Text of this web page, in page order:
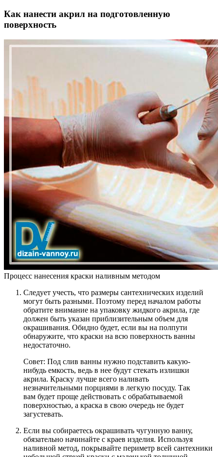
Как нанести акрил на подготовленную
поверхность
Процесс нанесения краски наливным методом
Следует учесть, что размеры сантехнических изделий
могут быть разными. Поэтому перед началом работы
обратите внимание на упаковку жидкого акрила, где
должен быть указан приблизительным объем для
окрашивания. Обидно будет, если вы на полпути
обнаружите, что краски на всю поверхность ванны
недостаточно.
Совет: Под слив ванны нужно подставить какую-
нибудь емкость, ведь в нее будут стекать излишки
акрила. Краску лучше всего наливать
незначительными порциями в легкую посуду. Так
вам будет проще действовать с обрабатываемой
поверхностью, а краска в свою очередь не будет
загустевать.
Если вы собираетесь окрашивать чугунную ванну,
обязательно начинайте с краев изделия. Используя
наливной метод, покрывайте периметр всей сантехники